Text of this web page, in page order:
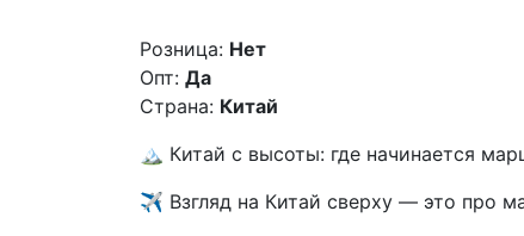
Розница: Нет
Опт: Да
Страна: Китай
🏔️ Китай с высоты: где начинается
✈️ Взгляд на Китай сверху — это про